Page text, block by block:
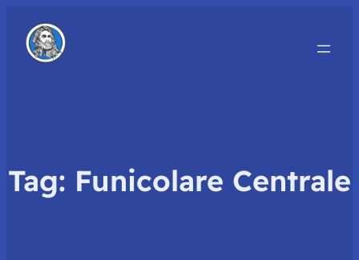
Tag: Funicolare Centrale